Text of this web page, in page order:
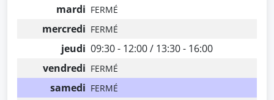
mardi FERMÉ
mercredi FERMÉ
jeudi 09:30 - 12:00 / 13:30 - 16:00
vendredi FERMÉ
samedi FERMÉ